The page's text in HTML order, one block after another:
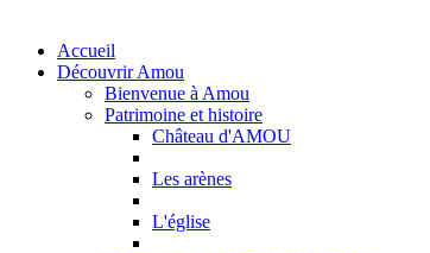
Accueil
Découvrir Amou
Bienvenue à Amou
Patrimoine et histoire
Château d'AMOU
Les arènes
L'église